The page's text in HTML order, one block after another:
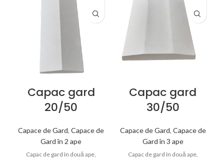
Capac gard
20/50
Capace de Gard, Capace de
Gard în 2 ape
Capac de gard în două ape,
Capac gard
30/50
Capace de Gard, Capace de
Gard în 3 ape
Capac de gard în două ape,